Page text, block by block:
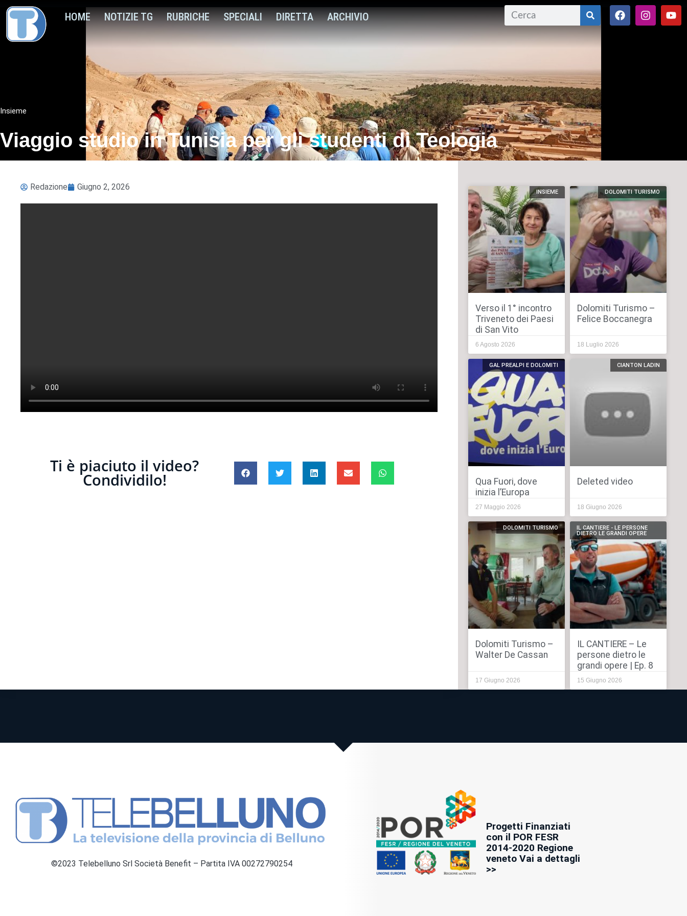
HOME NOTIZIE TG RUBRICHE SPECIALI DIRETTA ARCHIVIO
Insieme
Viaggio studio in Tunisia per gli studenti di Teologia
Redazione Giugno 2, 2026
Ti è piaciuto il video?
Condividilo!
INSIEME
Verso il 1° incontro
Triveneto dei Paesi
di San Vito
6 Agosto 2026
DOLOMITI TURISMO
Dolomiti Turismo –
Felice Boccanegra
18 Luglio 2026
GAL PREALPI E DOLOMITI
Qua Fuori, dove
inizia l’Europa
27 Maggio 2026
CIANTON LADIN
Deleted video
18 Giugno 2026
DOLOMITI TURISMO
Dolomiti Turismo –
Walter De Cassan
17 Giugno 2026
IL CANTIERE - LE PERSONE
DIETRO LE GRANDI OPERE
IL CANTIERE – Le
persone dietro le
grandi opere | Ep. 8
15 Giugno 2026
©2023 Telebelluno Srl Società Benefit – Partita IVA 00272790254
Progetti Finanziati
con il POR FESR
2014-2020 Regione
veneto Vai a dettagli
>>